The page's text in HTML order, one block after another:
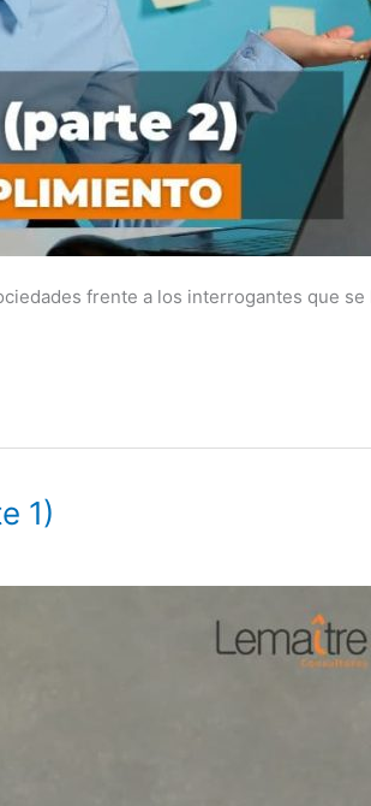
frente a los interrogantes que
1)